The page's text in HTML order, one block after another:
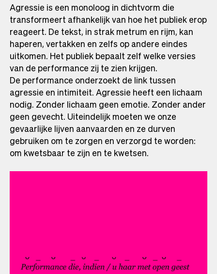
Agressie is een monoloog in dichtvorm die
transformeert afhankelijk van hoe het publiek erop
reageert. De tekst, in strak metrum en rijm, kan
haperen, vertakken en zelfs op andere eindes
uitkomen. Het publiek bepaalt zelf welke versies
van de performance zij te zien krijgen.
De performance onderzoekt de link tussen
agressie en intimiteit. Agressie heeft een lichaam
nodig. Zonder lichaam geen emotie. Zonder ander
geen gevecht. Uiteindelijk moeten we onze
gevaarlijke lijven aanvaarden en ze durven
gebruiken om te zorgen en verzorgd te worden:
om kwetsbaar te zijn en te kwetsen.